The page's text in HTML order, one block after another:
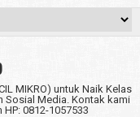
MIKRO) untuk Naik Kelas
Sosial Media. Kontak kami
0812-1057533